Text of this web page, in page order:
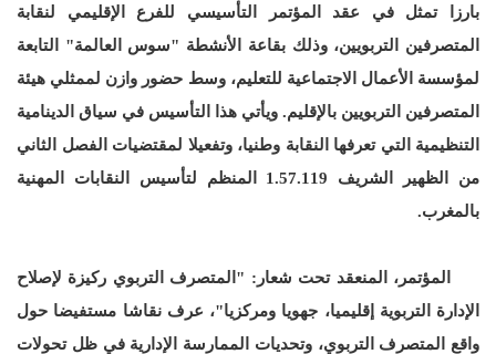
بارزا تمثل في عقد المؤتمر التأسيسي للفرع الإقليمي لنقابة
المتصرفين التربويين، وذلك بقاعة الأنشطة "سوس العالمة" التابعة
لمؤسسة الأعمال الاجتماعية للتعليم، وسط حضور وازن لممثلي هيئة
المتصرفين التربويين بالإقليم. ويأتي هذا التأسيس في سياق الدينامية
التنظيمية التي تعرفها النقابة وطنيا، وتفعيلا لمقتضيات الفصل الثاني
من الظهير الشريف 1.57.119 المنظم لتأسيس النقابات المهنية
بالمغرب.
المؤتمر، المنعقد تحت شعار: "المتصرف التربوي ركيزة لإصلاح
الإدارة التربوية إقليميا، جهويا ومركزيا"، عرف نقاشا مستفيضا حول
واقع المتصرف التربوي، وتحديات الممارسة الإدارية في ظل تحولات